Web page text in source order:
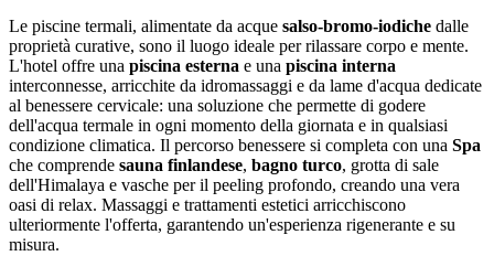
Le piscine termali, alimentate da acque salso-bromo-iodiche dalle
proprietà curative, sono il luogo ideale per rilassare corpo e mente.
L'hotel offre una piscina esterna e una piscina interna
interconnesse, arricchite da idromassaggi e da lame d'acqua dedicate
al benessere cervicale: una soluzione che permette di godere
dell'acqua termale in ogni momento della giornata e in qualsiasi
condizione climatica. Il percorso benessere si completa con una Spa
che comprende sauna finlandese, bagno turco, grotta di sale
dell'Himalaya e vasche per il peeling profondo, creando una vera
oasi di relax. Massaggi e trattamenti estetici arricchiscono
ulteriormente l'offerta, garantendo un'esperienza rigenerante e su
misura.